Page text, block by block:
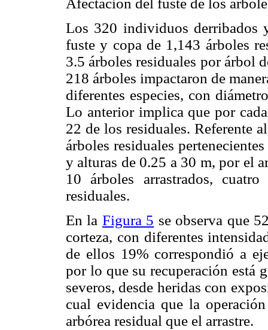
Los 320 individuos derribados
fuste y copa de 1,143 árboles
3.5 árboles residuales por árbol
218 árboles impactaron de
diferentes especies, con
Lo anterior implica que por
22 de los residuales. Referente
árboles residuales
y alturas de 0.25 a 30 m, por el
10 árboles arrastrados,
residuales.
En la Figura 5 se observa que
corteza, con diferentes
de ellos 19% correspondió a
por lo que su recuperación está
severos, desde heridas con
cual evidencia que la
arbórea residual que el arrastre.